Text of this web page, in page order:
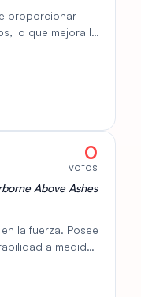
proporcionar
lo que mejora la
es una
0
votos
Above Ashes
la fuerza. Posee
a medida